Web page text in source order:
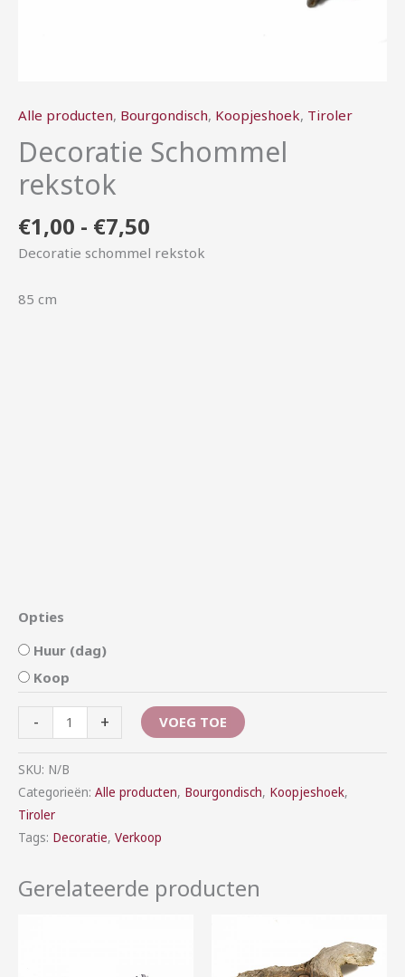
Alle producten, Bourgondisch, Koopjeshoek, Tiroler
Decoratie Schommel
rekstok
€1,00 - €7,50
Decoratie schommel rekstok
85 cm
Opties
Huur (dag)
Koop
- + VOEG TOE
SKU: N/B
Categorieën: Alle producten, Bourgondisch, Koopjeshoek,
Tiroler
Tags: Decoratie, Verkoop
Gerelateerde producten
tot
€10,00